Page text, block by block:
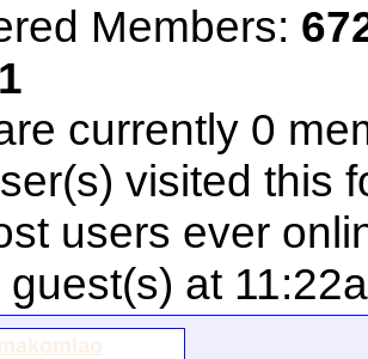
Members:
currently 0
visited this
users ever
at